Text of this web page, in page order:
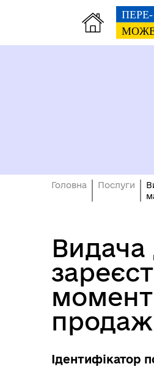
Головна Послуги
Видача
момент
Ідентифікатор